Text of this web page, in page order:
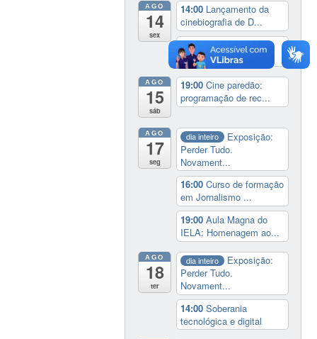
AGO
14
sex
14:00 Lançamento da
cinebiografia de D...
19:00Cine paredão:
programação de rec...
AGO
15
sáb
19:00Cine paredão:
programação de rec...
AGO
17
seg
dia inteiro
Exposição:
Perder Tudo.
Novament...
16:00Curso de formação
em Jornalismo ...
19:00Aula Magna do
IELA: Homenagem ao...
AGO
18
ter
dia inteiro
Exposição:
Perder Tudo.
Novament...
14:00Soberania
tecnológica e digital